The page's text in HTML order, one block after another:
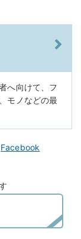
へ向けて、フ
モノなどの最
Facebook